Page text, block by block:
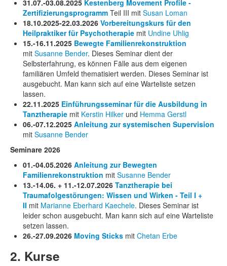
31.07.-03.08.2025 Kestenberg Movement Profile -
Zertifizierungsprogramm Teil III mit Susan Loman
18.10.2025-22.03.2026 Vorbereitungskurs für den
Heilpraktiker für Psychotherapie mit Undine Uhlig
15.-16.11.2025 Bewegte Familienrekonstruktion
mit Susanne Bender. Dieses Seminar dient der
Selbsterfahrung, es können Fälle aus dem eigenen
familiären Umfeld thematisiert werden. Dieses Seminar ist
ausgebucht. Man kann sich auf eine Warteliste setzen
lassen.
22.11.2025 Einführungsseminar für die Ausbildung in
Tanztherapie mit Kerstin Hilker und Hemma Gerstl
06.-07.12.2025 Anleitung zur systemischen Supervision
mit Susanne Bender
Seminare 2026
01.-04.05.2026 Anleitung zur Bewegten
Familienrekonstruktion mit Susanne Bender
13.-14.06. + 11.-12.07.2026 Tanztherapie bei
Traumafolgestörungen: Wissen und Wirken - Teil I +
II mit Marianne Eberhard Kaechele. Dieses Seminar ist
leider schon ausgebucht. Man kann sich auf eine Warteliste
setzen lassen.
26.-27.09.2026 Moving Sticks mit Chetan Erbe
2. Kurse